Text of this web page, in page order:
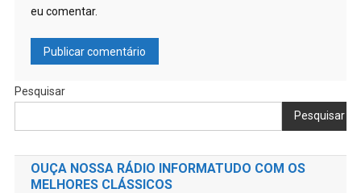
eu comentar.
Pesquisar
Pesquisar
OUÇA NOSSA RÁDIO INFORMATUDO COM OS
MELHORES CLÁSSICOS